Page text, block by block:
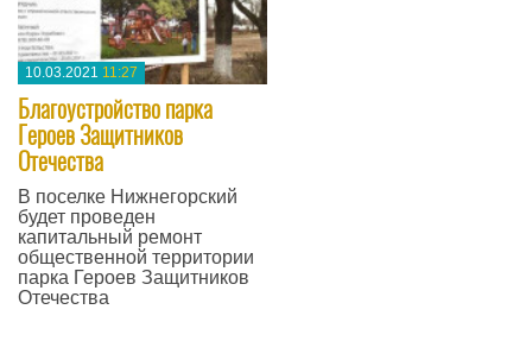
10.03.2021 11:27
Благоустройство парка
Героев Защитников
Отечества
В поселке Нижнегорский
будет проведен
капитальный ремонт
общественной территории
парка Героев Защитников
Отечества